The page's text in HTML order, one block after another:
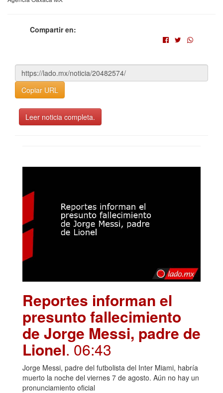
Compartir en:
Copiar URL
Leer noticia completa.
Reportes informan el
presunto fallecimiento
de Jorge Messi, padre de
Lionel. 06:43
Jorge Messi, padre del futbolista del Inter Miami, habría
muerto la noche del viernes 7 de agosto. Aún no hay un
pronunciamiento oficial